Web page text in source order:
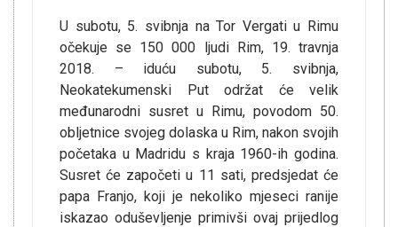
U subotu, 5. svibnja na Tor Vergati u Rimu
očekuje se 150 000 ljudi Rim, 19. travnja
2018. – iduću subotu, 5. svibnja,
Neokatekumenski Put održat će velik
međunarodni susret u Rimu, povodom 50.
obljetnice svojeg dolaska u Rim, nakon svojih
početaka u Madridu s kraja 1960-ih godina.
Susret će započeti u 11 sati, predsjedat će
papa Franjo, koji je nekoliko mjeseci ranije
iskazao oduševljenje primivši ovaj prijedlog